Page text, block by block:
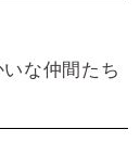
いな仲間たち